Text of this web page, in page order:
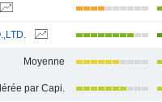
Moyenne
par Capi.